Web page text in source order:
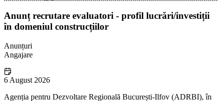
Anunț recrutare evaluatori - profil lucrări/investiții
în domeniul construcțiilor
Anunțuri
Angajare
6 August 2026
Agenția pentru Dezvoltare Regională București-Ilfov (ADRBI), în